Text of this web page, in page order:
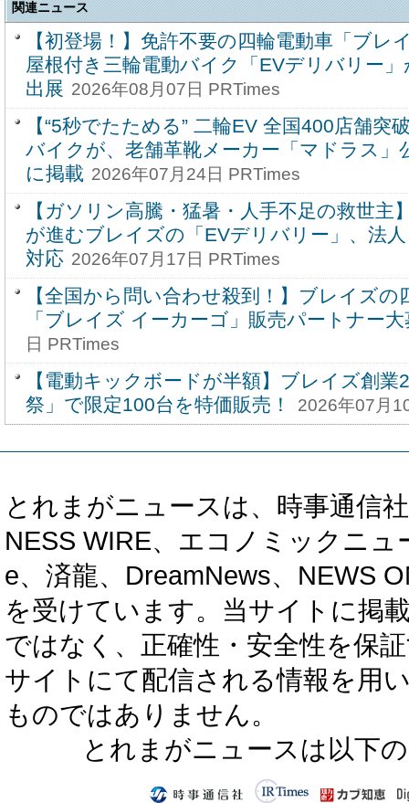
関連ニュース
【初登場！】免許不要の四輪電動車「ブレ
屋根付き三輪電動バイク「EVデリバリー
出展 2026年08月07日 PRTimes
【“5秒でたためる” 二輪EV 全国400店舗突
バイクが、老舗革靴メーカー「マドラス」
に掲載 2026年07月24日 PRTimes
【ガソリン高騰・猛暑・人手不足の救世主
が進むブレイズの「EVデリバリー」、法
対応 2026年07月17日 PRTimes
【全国から問い合わせ殺到！】ブレイズの
「ブレイズ イーカーゴ」販売パートナー
日 PRTimes
【電動キックボードが半額】ブレイズ創業
祭」で限定100台を特価販売！
2026年07月
とれまがニュースは、時事通信
NESS WIRE、エコノミックニ
e、済龍、DreamNews、NEWS
を受けています。当サイトに掲
ではなく、正確性・安全性を保
サイトにて配信される情報を用
ものではありません。
とれまがニュースは以下